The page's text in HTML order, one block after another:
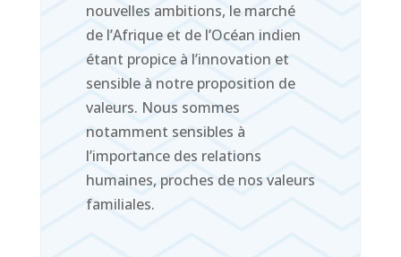
nouvelles ambitions, le marché
de l’Afrique et de l’Océan indien
étant propice à l’innovation et
sensible à notre proposition de
valeurs. Nous sommes
notamment sensibles à
l’importance des relations
humaines, proches de nos valeurs
familiales.